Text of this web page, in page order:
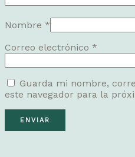
Nombre *
Correo electrónico *
Guarda mi nombre,
este navegador para la